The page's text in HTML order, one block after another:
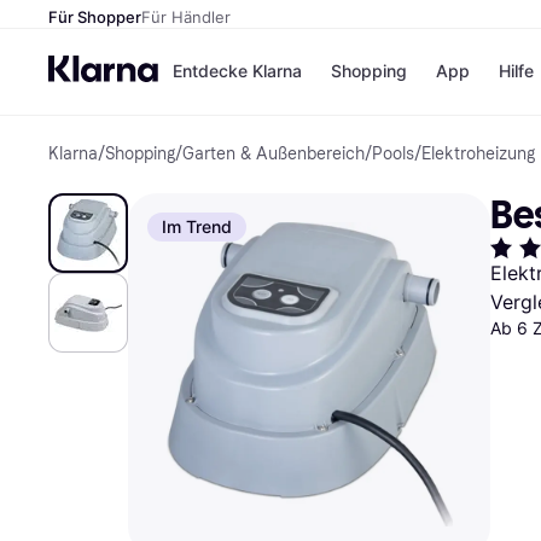
Für ShopperFür Händler
Entdecke Klarna
Zahlungsmethoden
Bezahle in 3
Teilzahlungen
Bezahle in bis zu 30
Ratenzahlung
Shopping
Shops
eBay
Temu
SHEIN
App Hilfe
Klarna/Shopping/Garten & Außenbereich/Pools/Elektroheizung
Im Trend
Ab 6